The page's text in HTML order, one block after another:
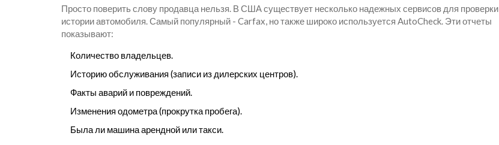
Просто поверить слову продавца нельзя. В США существует несколько надежных сервисов для проверки
истории автомобиля. Самый популярный - Carfax, но также широко используется AutoCheck. Эти отчеты
показывают:
Количество владельцев.
Историю обслуживания (записи из дилерских центров).
Факты аварий и повреждений.
Изменения одометра (прокрутка пробега).
Была ли машина арендной или такси.